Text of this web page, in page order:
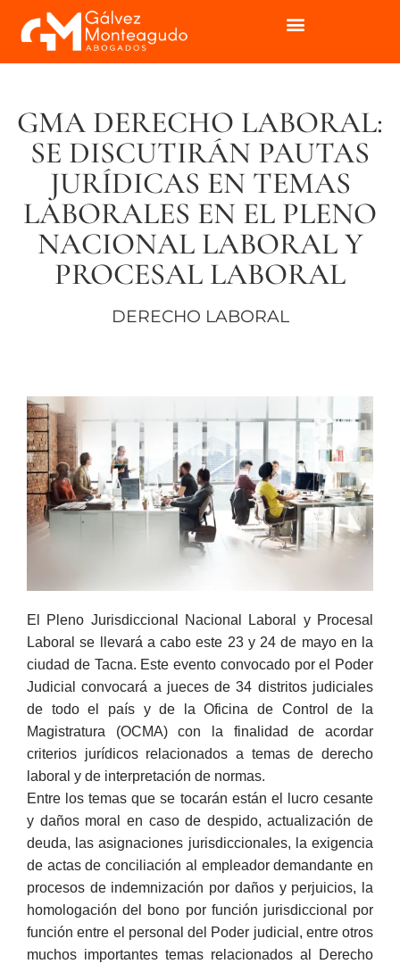
GMA DERECHO LABORAL:
SE DISCUTIRÁN PAUTAS
JURÍDICAS EN TEMAS
LABORALES EN EL PLENO
NACIONAL LABORAL Y
PROCESAL LABORAL
DERECHO LABORAL
El Pleno Jurisdiccional Nacional Laboral y Procesal
Laboral se llevará a cabo este 23 y 24 de mayo en la
ciudad de Tacna. Este evento convocado por el Poder
Judicial convocará a jueces de 34 distritos judiciales
de todo el país y de la Oficina de Control de la
Magistratura (OCMA) con la finalidad de acordar
criterios jurídicos relacionados a temas de derecho
laboral y de interpretación de normas.
Entre los temas que se tocarán están el lucro cesante
y daños moral en caso de despido, actualización de
deuda, las asignaciones jurisdiccionales, la exigencia
de actas de conciliación al empleador demandante en
procesos de indemnización por daños y perjuicios, la
homologación del bono por función jurisdiccional por
función entre el personal del Poder judicial, entre otros
muchos importantes temas relacionados al Derecho